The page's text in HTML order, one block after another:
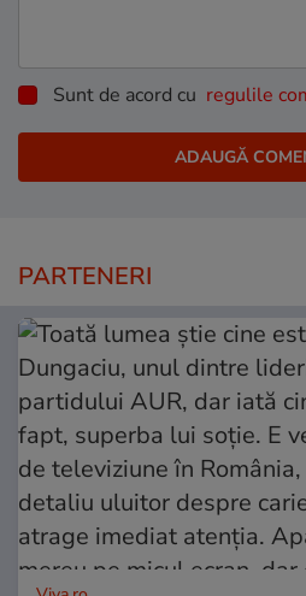
Sunt de acord cu regulile
PARTENERI